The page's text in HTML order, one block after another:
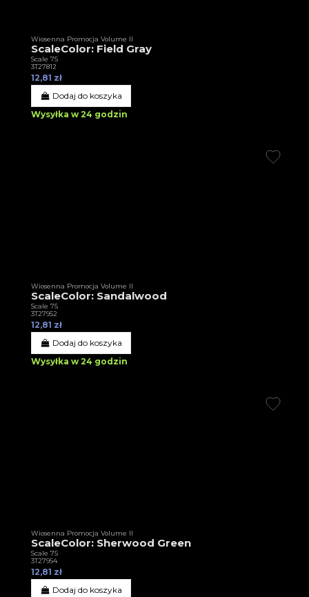
Wiosenna Promocja Volume II
ScaleColor: Field Gray
Scale 75
3T27812
12,81 zł
Dodaj do koszyka
Wysyłka w 24 godzin
Wiosenna Promocja Volume II
ScaleColor: Sandalwood
Scale 75
3T27952
12,81 zł
Dodaj do koszyka
Wysyłka w 24 godzin
Wiosenna Promocja Volume II
ScaleColor: Sherwood Green
Scale 75
3T27954
12,81 zł
Dodaj do koszyka